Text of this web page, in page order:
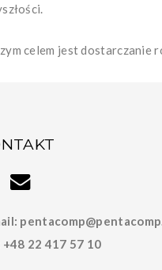
celem jest dostarczanie
+48 22 417 57 10